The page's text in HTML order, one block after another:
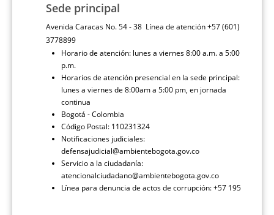
Sede principal
Avenida Caracas No. 54 - 38 Línea de atención +57 (601)
3778899
Horario de atención: lunes a viernes 8:00 a.m. a 5:00
p.m.
Horarios de atención presencial en la sede principal:
lunes a viernes de 8:00am a 5:00 pm, en jornada
continua
Bogotá - Colombia
Código Postal: 110231324
Notificaciones judiciales:
defensajudicial@ambientebogota.gov.co
Servicio a la ciudadanía:
atencionalciudadano@ambientebogota.gov.co
Línea para denuncia de actos de corrupción: +57 195